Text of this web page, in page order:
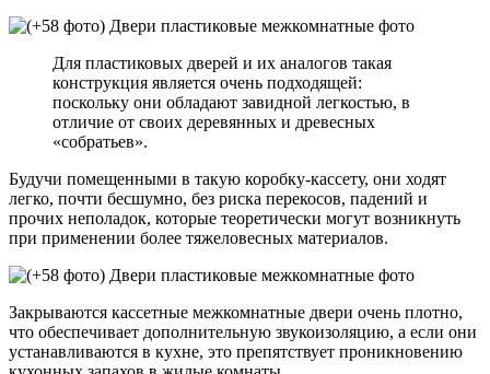
Для пластиковых дверей и их аналогов такая
конструкция является очень подходящей:
поскольку они обладают завидной легкостью, в
отличие от своих деревянных и древесных
«собратьев».
Будучи помещенными в такую коробку-кассету, они ходят
легко, почти бесшумно, без риска перекосов, падений и
прочих неполадок, которые теоретически могут возникнуть
при применении более тяжеловесных материалов.
Закрываются кассетные межкомнатные двери очень плотно,
что обеспечивает дополнительную звукоизоляцию, а если они
устанавливаются в кухне, это препятствует проникновению